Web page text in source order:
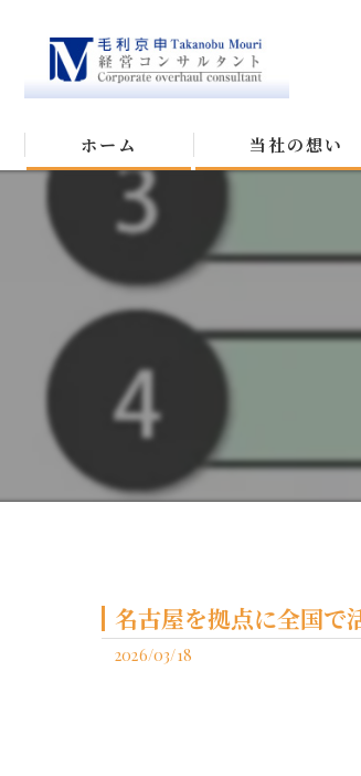
ホーム 当社の想い
名古屋を拠点に全国で
2026/03/18